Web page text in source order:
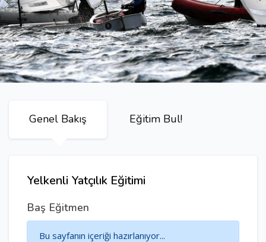
Genel Bakış Eğitim Bul!
Yelkenli Yatçılık Eğitimi
Baş Eğitmen
Bu sayfanın içeriği hazırlanıyor...